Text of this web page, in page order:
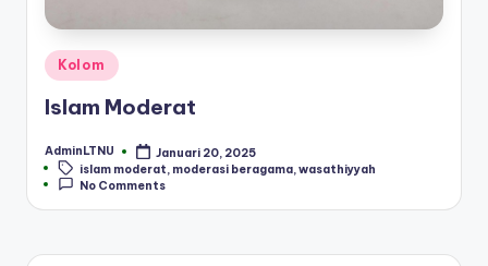
Posted
in
Kolom
Islam Moderat
Posted
by
AdminLTNU
Januari 20, 2025
Tags:islam moderat, moderasi beragama,wasathiyyah
No Comments